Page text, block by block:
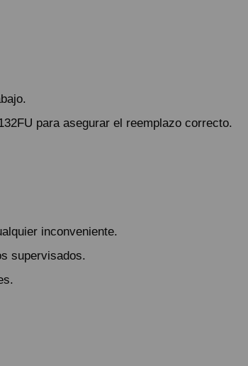
para asegurar el reemplazo correcto.
inconveniente.
supervisados.